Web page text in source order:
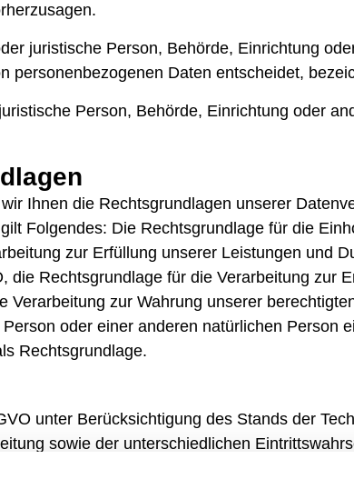
juristische Person, Behörde, Einrichtung
personenbezogenen Daten entscheidet,
Person, Behörde, Einrichtung oder
Ihnen die Rechtsgrundlagen unserer
Folgendes: Die Rechtsgrundlage für die
zur Erfüllung unserer Leistungen und
die Rechtsgrundlage für die Verarbeitung zur
Verarbeitung zur Wahrung unserer
oder einer anderen natürlichen Person
Rechtsgrundlage.
unter Berücksichtigung des Stands der
sowie der unterschiedlichen
und organisatorische